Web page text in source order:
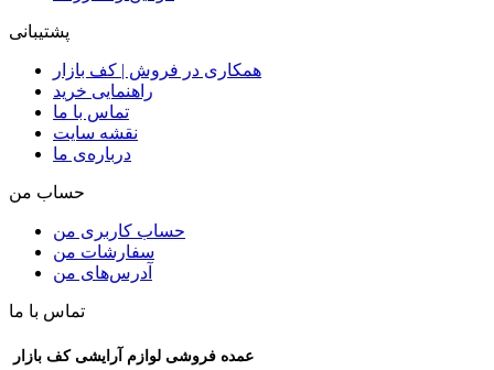
پشتیبانی
همکاری در فروش | کف بازار
راهنمایی خرید
تماس با ما
نقشه سایت
درباره‌ی ما
حساب من
حساب کاربری من
سفارشات من
آدرس‌های من
تماس با ما